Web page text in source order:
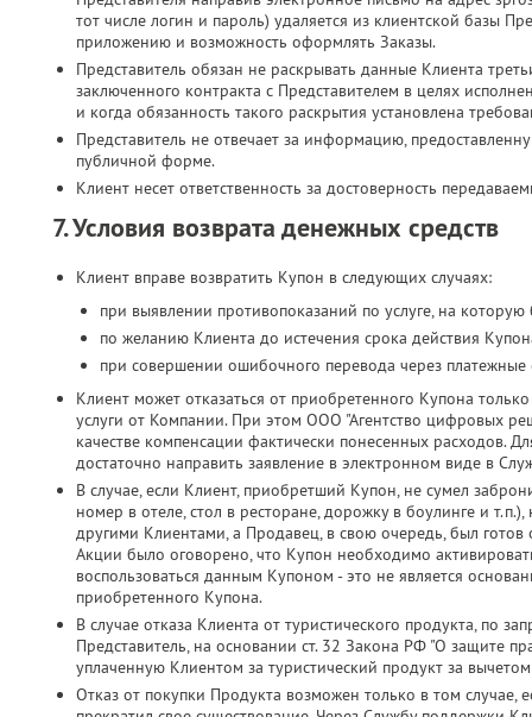
тот числе логин и пароль) удаляется из клиентской базы
приложению и возможность оформлять Заказы.
Представитель обязан не раскрывать данные Клиента
заключенного контракта с Представителем в целях
и когда обязанность такого раскрытия установлена
Представитель не отвечает за информацию,
публичной форме.
Клиент несет ответственность за достоверность
7. Условия возврата денежных средств
Клиент вправе возвратить Купон в следующих случаях:
при выявлении противопоказаний по услуге, на
по желанию Клиента до истечения срока действия
при совершении ошибочного перевода через платежные
Клиент может отказаться от приобретенного Купона
услуги от Компании. При этом ООО "Агентство цифровых
качестве компенсации фактически понесенных расходов.
достаточно направить заявление в электронном виде в
В случае, если Клиент, приобретший Купон, не сумел
номер в отеле, стол в ресторане, дорожку в боулинге и
другими Клиентами, а Продавец, в свою очередь, был готов
Акции было оговорено, что Купон необходимо
воспользоваться данным Купоном - это не является
приобретенного Купона.
В случае отказа Клиента от туристического продукта, по
Представитель, на основании ст. 32 Закона РФ "О защите
уплаченную Клиентом за туристический продукт за
Отказ от покупки Продукта возможен только в том